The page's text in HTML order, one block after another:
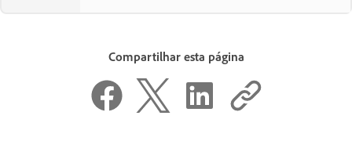
Compartilhar esta página